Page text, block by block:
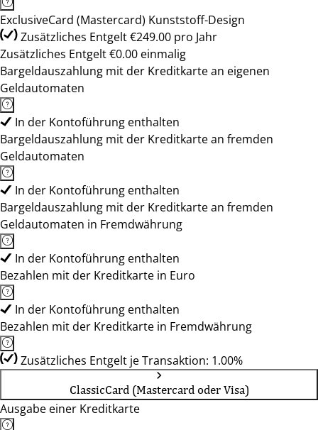
ExclusiveCard (Mastercard) Kunststoff-Design
Zusätzliches Entgelt €249.00 pro Jahr
Zusätzliches Entgelt €0.00 einmalig
Bargeldauszahlung mit der Kreditkarte an eigenen
Geldautomaten
In der Kontoführung enthalten
Bargeldauszahlung mit der Kreditkarte an fremden
Geldautomaten
In der Kontoführung enthalten
Bargeldauszahlung mit der Kreditkarte an fremden
Geldautomaten in Fremdwährung
In der Kontoführung enthalten
Bezahlen mit der Kreditkarte in Euro
In der Kontoführung enthalten
Bezahlen mit der Kreditkarte in Fremdwährung
Zusätzliches Entgelt je Transaktion: 1.00%
ClassicCard (Mastercard oder Visa)
Ausgabe einer Kreditkarte